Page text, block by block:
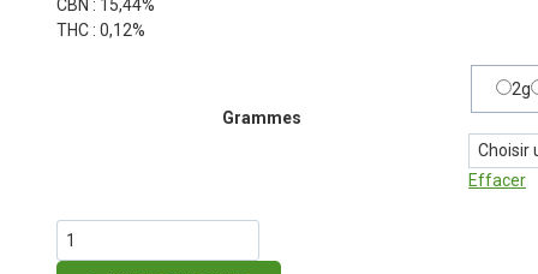
CBN : 15,44%
THC : 0,12%
Grammes
2g
Effacer